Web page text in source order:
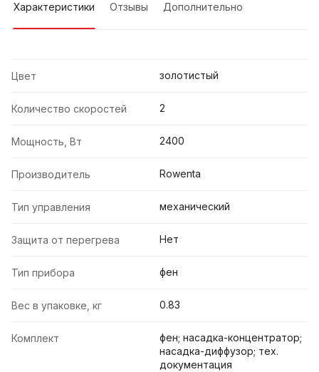
Характеристики Отзывы Дополнительно
Цвет золотистый
Количество скоростей 2
Мощность, Вт 2400
Производитель Rowenta
Тип управления механический
Защита от перегрева Нет
Тип прибора фен
Вес в упаковке, кг 0.83
Комплект
фен; насадка-концентратор;
насадка-диффузор; тех.
документация